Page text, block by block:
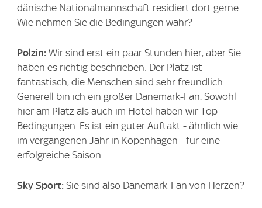
dänische Nationalmannschaft residiert dort gerne.
Wie nehmen Sie die Bedingungen wahr?
Polzin: Wir sind erst ein paar Stunden hier, aber Sie
haben es richtig beschrieben: Der Platz ist
fantastisch, die Menschen sind sehr freundlich.
Generell bin ich ein großer Dänemark-Fan. Sowohl
hier am Platz als auch im Hotel haben wir Top-
Bedingungen. Es ist ein guter Auftakt - ähnlich wie
im vergangenen Jahr in Kopenhagen - für eine
erfolgreiche Saison.
Sky Sport: Sie sind also Dänemark-Fan von Herzen?